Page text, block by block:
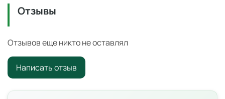
России — 3–14 дней со склада в Ангарске.
Цифровая камера 0,3 Мп — приборы и
оборудование
Научный прибор для проведения лабораторных работ и
демонстрационных экспериментов в школьном
кабинете.
Отзывы
Отзывов еще никто не оставлял
Написать отзыв